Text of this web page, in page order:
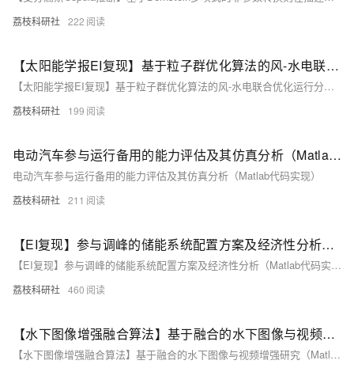
荔枝科研社 222
【太阳能学报EI复现】基于粒子群优化算法的风-水电联合优化运行分析（Matlab代码实现）
【太阳能学报EI复现】基于粒子群优化算法的风-水电联合优化运行分析（Matlab代码实现）
荔枝科研社 199
电动汽车参与运行备用的能力评估及其仿真分析（Matlab代码实现）
电动汽车参与运行备用的能力评估及其仿真分析（Matlab代码实现）
荔枝科研社 211
【EI复现】参与调峰的储能系统配置方案及经济性分析（Matlab代码实现）
【EI复现】参与调峰的储能系统配置方案及经济性分析（Matlab代码实现）
荔枝科研社 460
【水下图像增强融合算法】基于融合的水下图像与视频增强研究（Matlab代码实现）
【水下图像增强融合算法】基于融合的水下图像与视频增强研究（Matlab代码实现）